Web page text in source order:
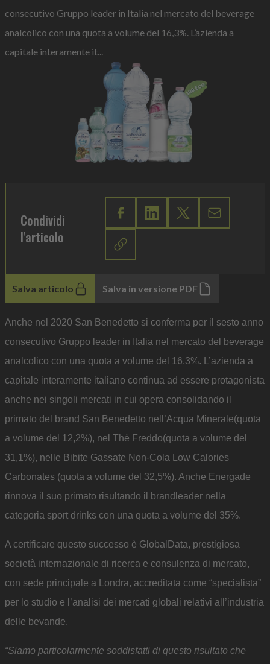
consecutivo Gruppo leader in Italia nel mercato del beverage
analcolico con una quota a volume del 16,3%. L’azienda a
capitale interamente it...
Condividi
l'articolo
Salva articolo Salva in versione PDF
Anche nel 2020 San Benedetto si conferma per il sesto anno
consecutivo Gruppo leader in Italia nel mercato del beverage
analcolico con una quota a volume del 16,3%. L’azienda a
capitale interamente italiano continua ad essere protagonista
anche nei singoli mercati in cui opera consolidando il
primato del brand San Benedetto nell’Acqua Minerale(quota
a volume del 12,2%), nel Thè Freddo(quota a volume del
31,1%), nelle Bibite Gassate Non-Cola Low Calories
Carbonates (quota a volume del 32,5%). Anche Energade
rinnova il suo primato risultando il brandleader nella
categoria sport drinks con una quota a volume del 35%.
A certificare questo successo è GlobalData, prestigiosa
società internazionale di ricerca e consulenza di mercato,
con sede principale a Londra, accreditata come “specialista”
per lo studio e l’analisi dei mercati globali relativi all’industria
delle bevande.
“Siamo particolarmente soddisfatti di questo risultato che